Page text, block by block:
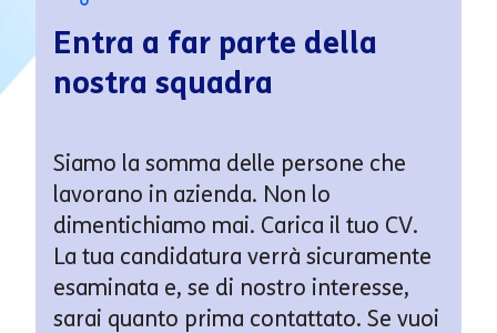
Entra a far parte della
nostra squadra
Siamo la somma delle persone che
lavorano in azienda. Non lo
dimentichiamo mai. Carica il tuo CV.
La tua candidatura verrà sicuramente
esaminata e, se di nostro interesse,
sarai quanto prima contattato. Se vuoi